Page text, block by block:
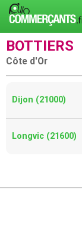
BOTTIERS
Côte d'Or
Dijon (21000)
Longvic (21600)